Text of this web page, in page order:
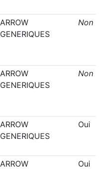
ARROW
GENERIQUES
Non
ARROW
GENERIQUES
Non
ARROW
GENERIQUES
Oui
ARROW
Oui